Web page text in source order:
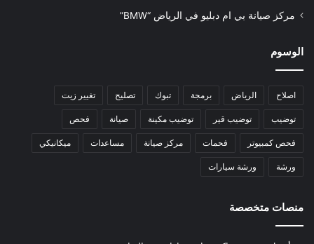
مركز صيانة بي ام دبليو في الرياض “BMW”
الوسوم
اصلاح الرياض برمجة تبوك تصليح تغيير زيت
توضيب توضيب قير توضيب مكينة صيانة فحص
فحص كمبيوتر فحمات مركز صيانة مساعدات ميكانيكي
ورشة ورشة سيارات
منصات متخصصة